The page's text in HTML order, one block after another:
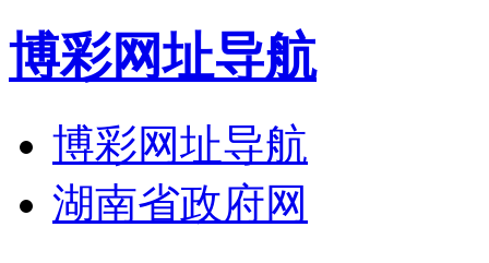
博彩网址导航
博彩网址导航
湖南省政府网